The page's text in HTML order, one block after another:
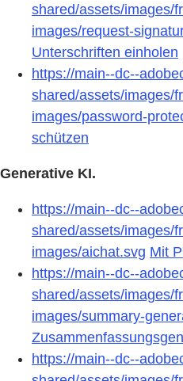
shared/assets/images/
images/request-
Unterschriften einholen
https://main--dc--
shared/assets/images/
images/password-
schützen
Generative KI.
https://main--dc--
shared/assets/images/
images/aichat.svg Mit
https://main--dc--
shared/assets/images/
images/summary-
https://main--dc--